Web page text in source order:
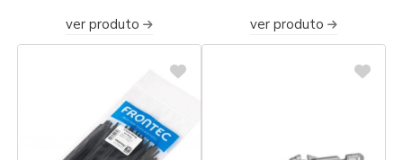
ver produto ver produto